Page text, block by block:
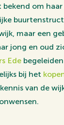
bekend om
maar een
jong en oud
Ede
bij het
van de